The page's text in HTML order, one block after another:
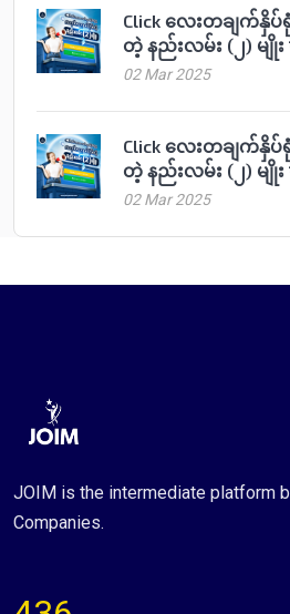
Click လေးတချက်နှိ
တဲ့ နည်းလမ်း (၂) မျိုး
02 Mar 2025
Click လေးတချက်နှိ
တဲ့ နည်းလမ်း (၂) မျိုး
02 Mar 2025
JOIM is the intermediate platform
Companies.